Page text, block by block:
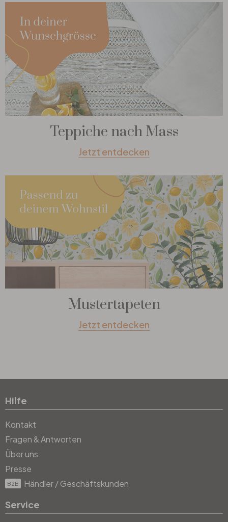
Teppiche nach Mass
Jetzt entdecken
Mustertapeten
Jetzt entdecken
Hilfe
Kontakt
Fragen & Antworten
Über uns
Presse
B2B Händler / Geschäftskunden
Service